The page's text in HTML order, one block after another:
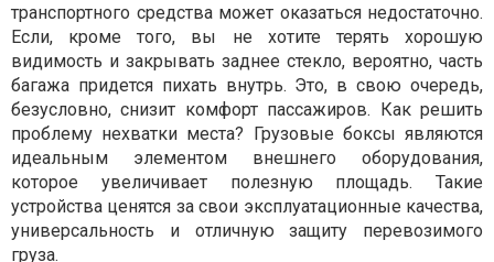
транспортного средства может оказаться недостаточно.
Если, кроме того, вы не хотите терять хорошую
видимость и закрывать заднее стекло, вероятно, часть
багажа придется пихать внутрь. Это, в свою очередь,
безусловно, снизит комфорт пассажиров. Как решить
проблему нехватки места? Грузовые боксы являются
идеальным элементом внешнего оборудования,
которое увеличивает полезную площадь. Такие
устройства ценятся за свои эксплуатационные качества,
универсальность и отличную защиту перевозимого
груза.